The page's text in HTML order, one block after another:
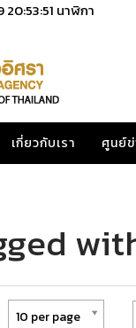
20:53:51 นาฬิกา
เกี่ยวกับเรา ศูนย์
10 per page